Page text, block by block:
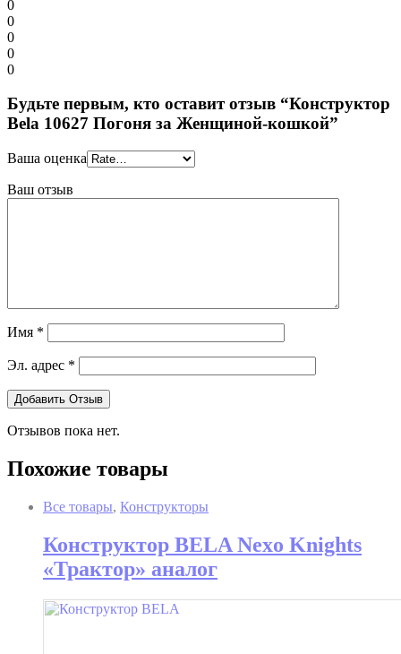
0
0
0
0
0
Будьте первым, кто оставит отзыв “Конструктор
Bela 10627 Погоня за Женщиной-кошкой”
Ваша оценка
Ваш отзыв
Имя *
Эл. адрес *
Отзывов пока нет.
Похожие товары
Все товары, Конструкторы
Конструктор BELA Nexo Knights
«Трактор» аналог